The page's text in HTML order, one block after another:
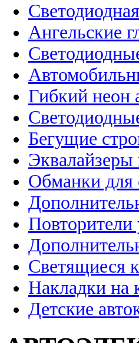
Ангельские
Гибкий неон
Бегущие
Эквалайзеры
Обманки для
Повторители
Светящиеся
Накладки на
Детские